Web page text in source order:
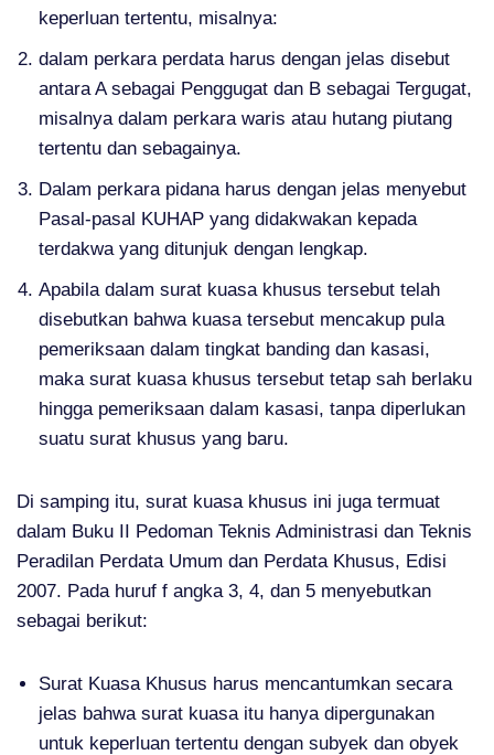
keperluan tertentu, misalnya:
dalam perkara perdata harus dengan jelas disebut
antara A sebagai Penggugat dan B sebagai Tergugat,
misalnya dalam perkara waris atau hutang piutang
tertentu dan sebagainya.
Dalam perkara pidana harus dengan jelas menyebut
Pasal-pasal KUHAP yang didakwakan kepada
terdakwa yang ditunjuk dengan lengkap.
Apabila dalam surat kuasa khusus tersebut telah
disebutkan bahwa kuasa tersebut mencakup pula
pemeriksaan dalam tingkat banding dan kasasi,
maka surat kuasa khusus tersebut tetap sah berlaku
hingga pemeriksaan dalam kasasi, tanpa diperlukan
suatu surat khusus yang baru.
Di samping itu, surat kuasa khusus ini juga termuat
dalam Buku II Pedoman Teknis Administrasi dan Teknis
Peradilan Perdata Umum dan Perdata Khusus, Edisi
2007. Pada huruf f angka 3, 4, dan 5 menyebutkan
sebagai berikut:
Surat Kuasa Khusus harus mencantumkan secara
jelas bahwa surat kuasa itu hanya dipergunakan
untuk keperluan tertentu dengan subyek dan obyek